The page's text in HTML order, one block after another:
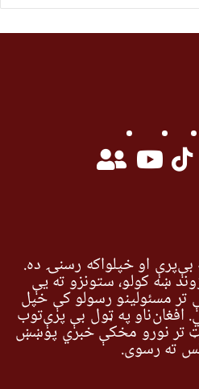
بې‌پرې او خپلواکه رسنۍ ده.
ښه کولو، ستونزو ته یې
تر مسئولینو رسولو کې خپل
په ټول بې پرې‌توب
تر نورو مخکې خبري پوښښ
ته رسوي.